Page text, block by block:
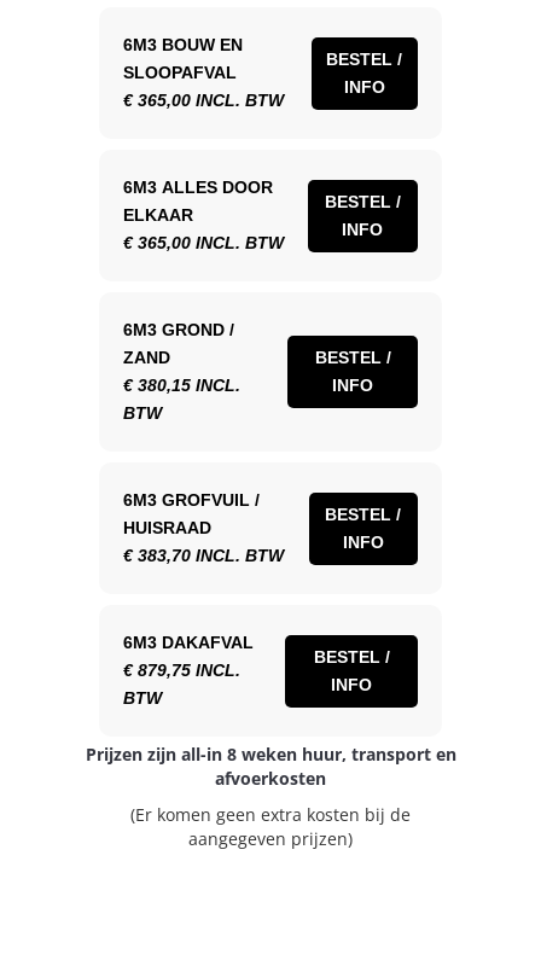
6M3 BOUW EN
SLOOPAFVAL
€ 365,00 INCL. BTW
BESTEL /
INFO
6M3 ALLES DOOR
ELKAAR
€ 365,00 INCL. BTW
BESTEL /
INFO
6M3 GROND /
ZAND
€ 380,15 INCL.
BTW
BESTEL /
INFO
6M3 GROFVUIL /
HUISRAAD
€ 383,70 INCL. BTW
BESTEL /
INFO
6M3 DAKAFVAL
€ 879,75 INCL.
BTW
BESTEL /
INFO
Prijzen zijn all-in 8 weken huur, transport en
afvoerkosten
(Er komen geen extra kosten bij de
aangegeven prijzen)